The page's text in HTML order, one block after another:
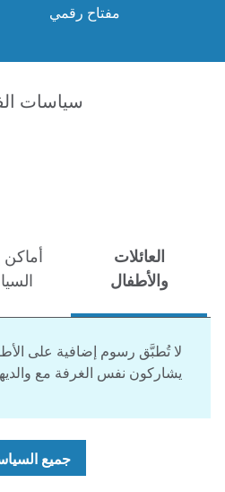
مفتاح رقمي
سياسات
العائلات
والأطفال
يشاركون نفس الغرفة مع
جميع